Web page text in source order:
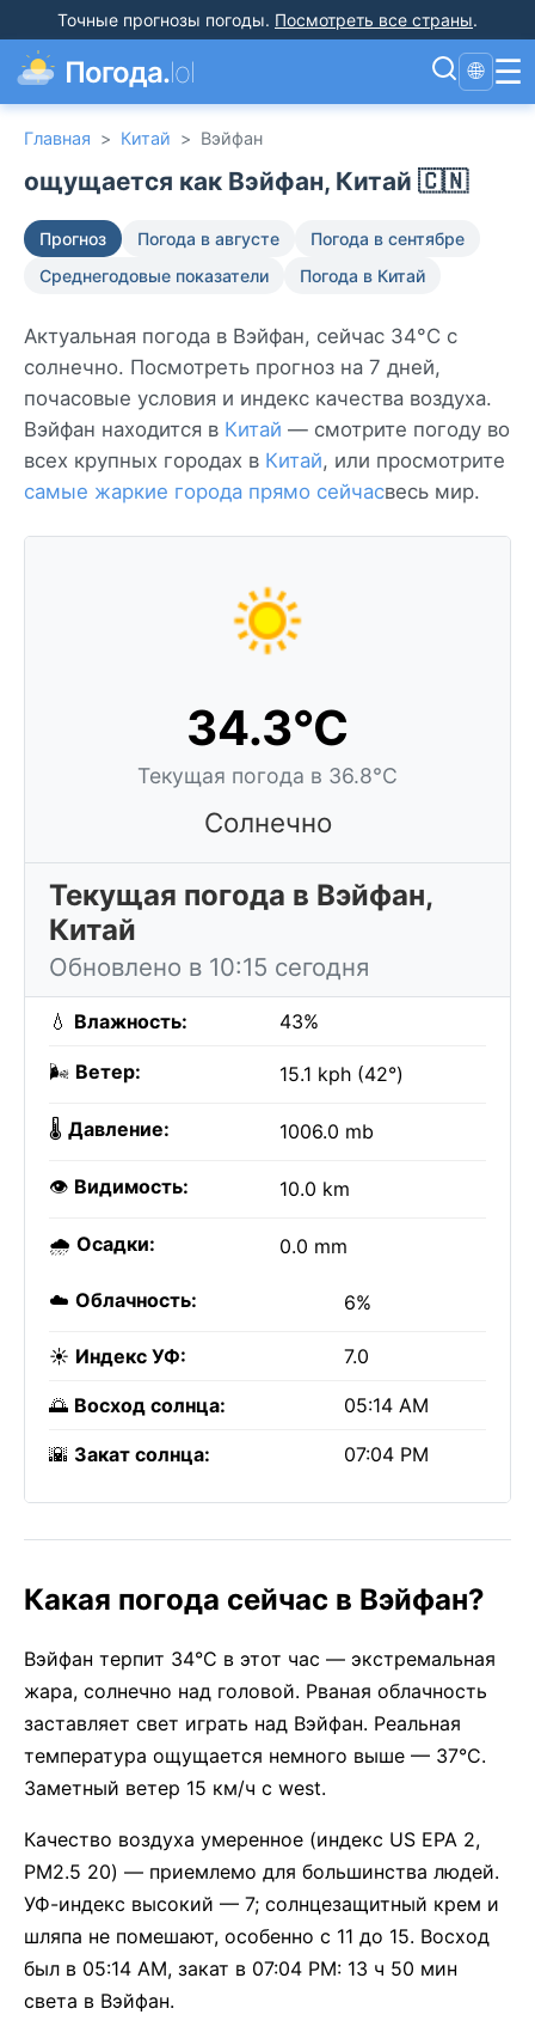
Точные прогнозы погоды. Посмотреть все страны.
Погода.lol 🌐 ☰
Главная > Китай > Вэйфан
ощущается как Вэйфан, Китай 🇨🇳
Прогноз Погода в августе
Погода в сентябре
Среднегодовые показатели
Погода в Китай
Актуальная погода в Вэйфан, сейчас 34°C с
солнечно. Посмотреть прогноз на 7 дней,
почасовые условия и индекс качества воздуха.
Вэйфан находится в Китай — смотрите погоду во
всех крупных городах в Китай, или просмотрите
самые жаркие города прямо сейчасвесь мир.
34.3°C
Текущая погода в 36.8°C
Солнечно
Текущая погода в Вэйфан,
Китай
Обновлено в 10:15 сегодня
💧 Влажность: 43%
🌬️ Ветер: 15.1 kph (42°)
🌡️ Давление: 1006.0 mb
👁️ Видимость: 10.0 km
🌧️ Осадки: 0.0 mm
☁️ Облачность: 6%
☀️ Индекс УФ: 7.0
🌅 Восход солнца: 05:14 AM
🌇 Закат солнца: 07:04 PM
Какая погода сейчас в Вэйфан?
Вэйфан терпит 34°C в этот час — экстремальная
жара, солнечно над головой. Рваная облачность
заставляет свет играть над Вэйфан. Реальная
температура ощущается немного выше — 37°C.
Заметный ветер 15 км/ч с west.
Качество воздуха умеренное (индекс US EPA 2,
PM2.5 20) — приемлемо для большинства людей.
УФ-индекс высокий — 7; солнцезащитный крем и
шляпа не помешают, особенно с 11 до 15. Восход
был в 05:14 AM, закат в 07:04 PM: 13 ч 50 мин
света в Вэйфан.